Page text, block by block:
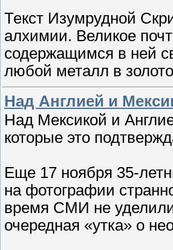
Текст Изумрудной
алхимии. Великое
содержащимся в ней
любой металл в
Над Англией и
Над Мексикой и
которые это
Еще 17 ноября 35-
на фотографии
время СМИ не
очередная «утка» о